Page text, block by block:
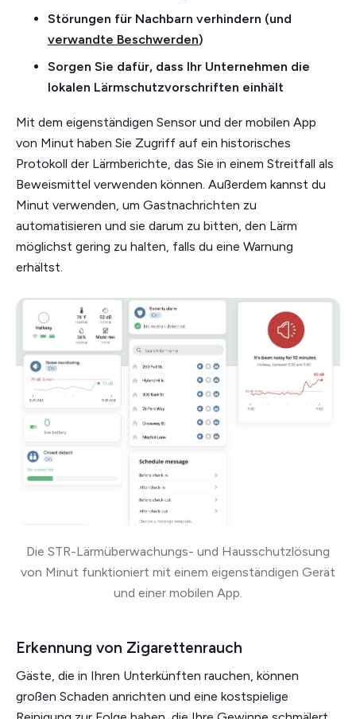
Störungen für Nachbarn verhindern (und
verwandte Beschwerden)
Sorgen Sie dafür, dass Ihr Unternehmen die
lokalen Lärmschutzvorschriften einhält
Mit dem eigenständigen Sensor und der mobilen App
von Minut haben Sie Zugriff auf ein historisches
Protokoll der Lärmberichte, das Sie in einem Streitfall als
Beweismittel verwenden können. Außerdem kannst du
Minut verwenden, um Gastnachrichten zu
automatisieren und sie darum zu bitten, den Lärm
möglichst gering zu halten, falls du eine Warnung
erhältst.
Die STR-Lärmüberwachungs- und Hausschutzlösung
von Minut funktioniert mit einem eigenständigen Gerät
und einer mobilen App.
Erkennung von Zigarettenrauch
Gäste, die in Ihren Unterkünften rauchen, können
großen Schaden anrichten und eine kostspielige